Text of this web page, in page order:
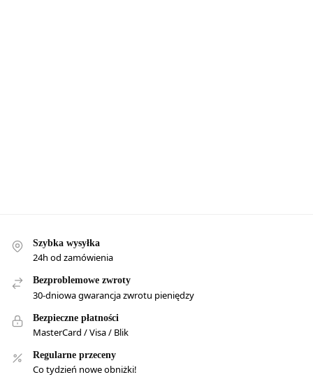
Szybka wysyłka
24h od zamówienia
Bezproblemowe zwroty
30-dniowa gwarancja zwrotu pieniędzy
Bezpieczne płatności
MasterCard / Visa / Blik
Regularne przeceny
Co tydzień nowe obniżki!